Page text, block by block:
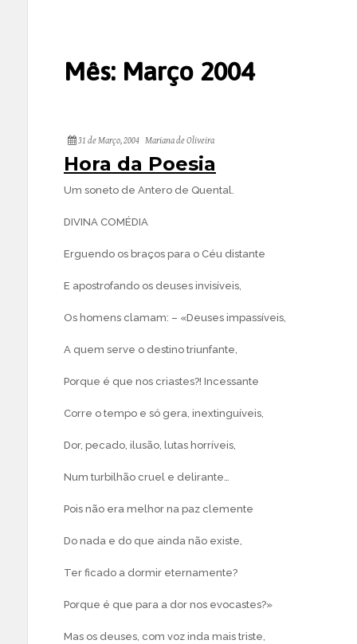
Mês: Março 2004
31 de Março, 2004 Mariana de Oliveira
Hora da Poesia
Um soneto de Antero de Quental.
DIVINA COMÉDIA
Erguendo os braços para o Céu distante
E apostrofando os deuses invisíveis,
Os homens clamam: – «Deuses impassíveis,
A quem serve o destino triunfante,
Porque é que nos criastes?! Incessante
Corre o tempo e só gera, inextinguíveis,
Dor, pecado, ilusão, lutas horríveis,
Num turbilhão cruel e delirante…
Pois não era melhor na paz clemente
Do nada e do que ainda não existe,
Ter ficado a dormir eternamente?
Porque é que para a dor nos evocastes?»
Mas os deuses, com voz inda mais triste,